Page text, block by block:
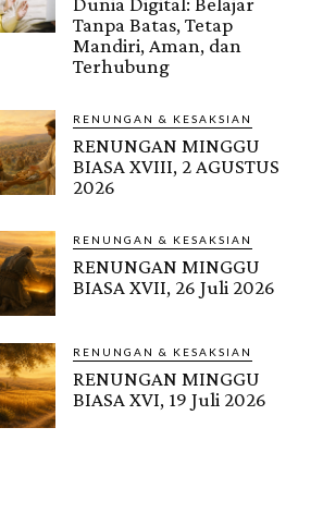
Tanpa Batas, Tetap
Mandiri, Aman, dan
Terhubung
RENUNGAN & KESAKSIAN
RENUNGAN MINGGU
BIASA XVIII, 2 AGUSTUS
2026
RENUNGAN & KESAKSIAN
RENUNGAN MINGGU
BIASA XVII, 26 Juli 2026
RENUNGAN & KESAKSIAN
RENUNGAN MINGGU
BIASA XVI, 19 Juli 2026